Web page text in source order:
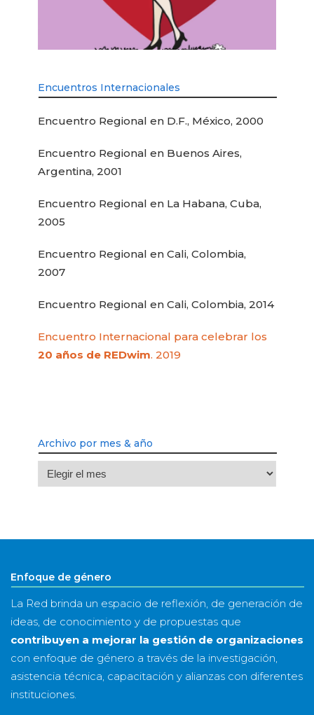
Encuentros Internacionales
Encuentro Regional en D.F., México, 2000
Encuentro Regional en Buenos Aires,
Argentina, 2001
Encuentro Regional en La Habana, Cuba,
2005
Encuentro Regional en Cali, Colombia,
2007
Encuentro Regional en Cali, Colombia, 2014
Encuentro Internacional para celebrar los
20 años de REDwim. 2019
Archivo por mes & año
Archivo
por
año
Enfoque de género
La Red brinda un espacio de reflexión, de generación de
ideas, de conocimiento y de propuestas que
contribuyen a mejorar la gestión de organizaciones
con enfoque de género a través de la investigación,
asistencia técnica, capacitación y alianzas con diferentes
instituciones.